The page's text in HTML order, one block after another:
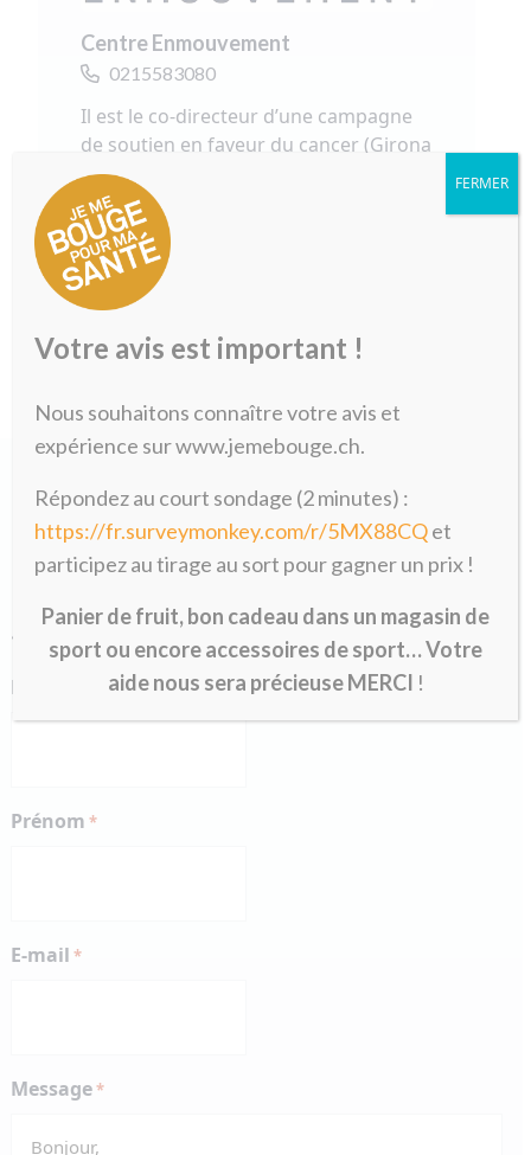
Centre Enmouvement
0215583080
Il est le co-directeur d’une campagne
de soutien en faveur du cancer (Girona
en Moviment), diplômé d’un Bachelor
en Sciences du Sport et de l’Exercice et
d’un certificat d’entraineur personnel,
Luke promeut la danse et le
mouvement comme allié pour la santé.
Formulaire de pré-inscription
«
» indique les champs nécessaires
Nom
Prénom *
E-mail *
Message*
Votre avis est important !
Nous souhaitons connaître votre avis et
expérience sur www.jemebouge.ch.
Répondez au court sondage (2 minutes) :
https://fr.surveymonkey.com/r/5MX88CQet
participez au tirage au sort pour gagner un prix !
Panier de fruit, bon cadeau dans un magasin de
sport ou encore accessoires de sport… Votre
aide nous sera précieuse MERCI !
FERMER